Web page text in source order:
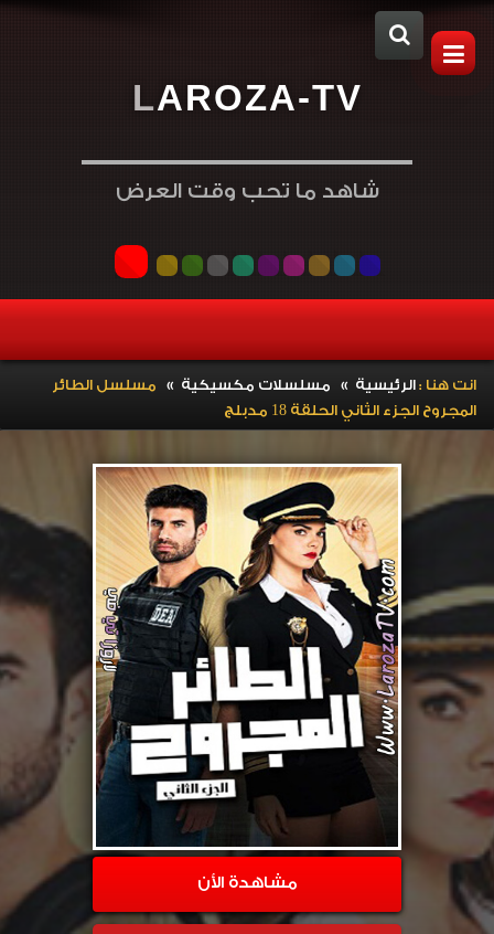
LAROZA-TV
شاهد ما تحب وقت العرض
انت هنا :الرئيسية » مسلسلات مكسيكية » مسلسل الطائر
المجروح الجزء الثاني الحلقة 18 مدبلج
مشاهدة الأن